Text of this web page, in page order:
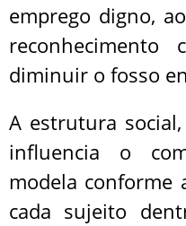
emprego digno,
diminuir o fosso
A estrutura
influencia o
modela conforme
cada sujeito